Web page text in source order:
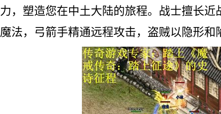
力，塑造您在中土大陆的旅程。战士擅长近
魔法，弓箭手精通远程攻击，盗贼以隐形和